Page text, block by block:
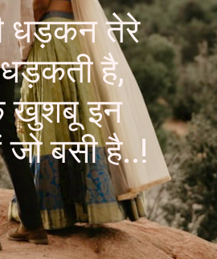
धड़कन तेरे
है,
खुशबू इन
जो बसी है..!